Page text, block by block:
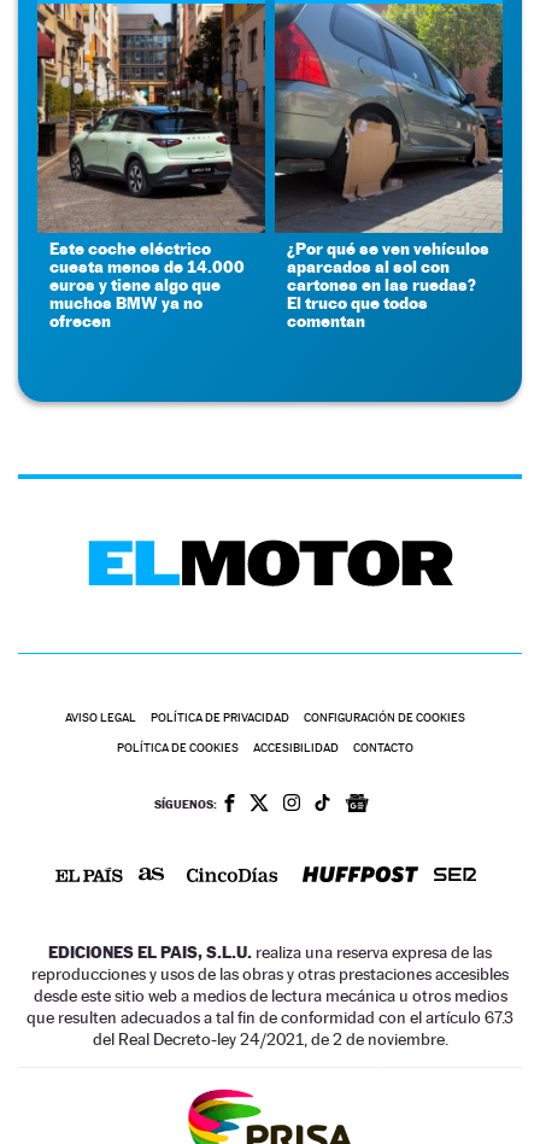
Este coche eléctrico
cuesta menos de 14.000
euros y tiene algo que
muchos BMW ya no
ofrecen
¿Por qué se ven vehículos
aparcados al sol con
cartones en las ruedas?
El truco que todos
comentan
AVISO LEGAL POLÍTICA DE PRIVACIDAD CONFIGURACIÓN DE COOKIES
POLÍTICA DE COOKIES ACCESIBILIDAD CONTACTO
SÍGUENOS:
EDICIONES EL PAIS, S.L.U. realiza una reserva expresa de las
reproducciones y usos de las obras y otras prestaciones accesibles
desde este sitio web a medios de lectura mecánica u otros medios
que resulten adecuados a tal fin de conformidad con el artículo 67.3
del Real Decreto-ley 24/2021, de 2 de noviembre.